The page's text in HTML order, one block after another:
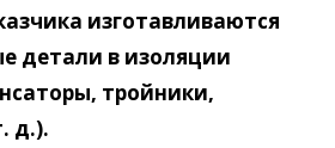
изготавливаются
детали в изоляции
тройники,
д.).